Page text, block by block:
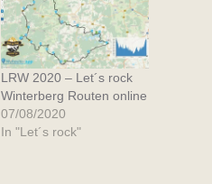
LRW 2020 – Let´s rock
Winterberg Routen online
07/08/2020
In "Let´s rock"